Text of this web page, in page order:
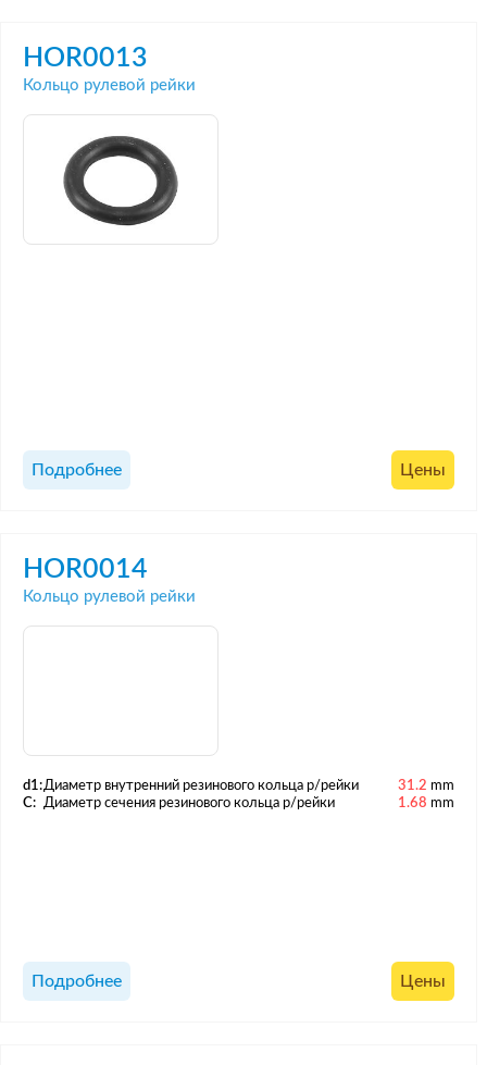
HOR0013
Кольцо рулевой рейки
Подробнее Цены
HOR0014
Кольцо рулевой рейки
d1:Диаметр внутренний резинового кольца р/рейки 31.2 mm
C:
Диаметр сечения резинового кольца р/рейки 1.68 mm
Подробнее Цены